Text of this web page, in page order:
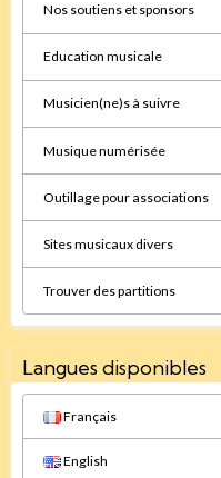
Nos soutiens et sponsors
Education musicale
Musicien(ne)s à suivre
Musique numérisée
Outillage pour associations
Sites musicaux divers
Trouver des partitions
Langues disponibles
Français
English